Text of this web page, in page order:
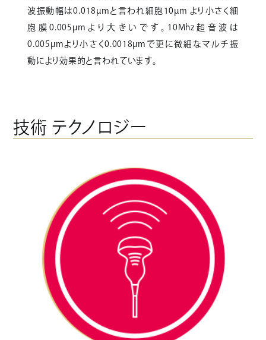
波振動幅は0.018µmと言われ細胞10µm より小さく細
胞膜0.005µmより大きいです。10Mhz超音波は
0.005µmより小さく0.0018µmで更に微細なマルチ振
動により効果的と言われています。
技術 テクノロジー